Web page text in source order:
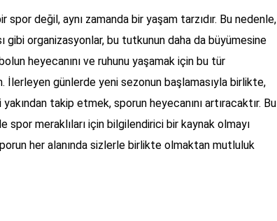
değil, aynı zamanda bir yaşam tarzıdır. Bu nedenle,
gibi organizasyonlar, bu tutkunun daha da büyümesine
heyecanını ve ruhunu yaşamak için bu tür
İlerleyen günlerde yeni sezonun başlamasıyla birlikte,
takip etmek, sporun heyecanını artıracaktır. Bu
spor meraklıları için bilgilendirici bir kaynak olmayı
her alanında sizlerle birlikte olmaktan mutluluk